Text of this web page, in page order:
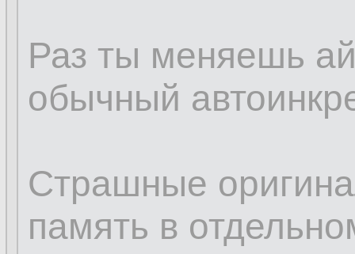
Раз ты меняешь
обычный
Страшные
память в